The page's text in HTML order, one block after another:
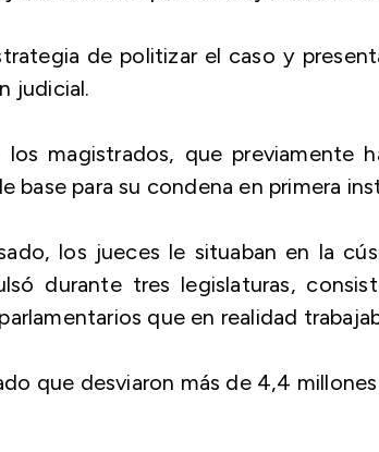
de politizar el caso y
judicial.
magistrados, que previamente
base para su condena en primera
los jueces le situaban en la
durante tres legislaturas,
que en realidad
que desviaron más de 4,4